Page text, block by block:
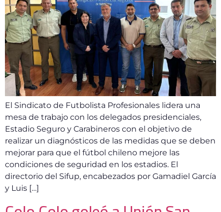
El Sindicato de Futbolista Profesionales lidera una
mesa de trabajo con los delegados presidenciales,
Estadio Seguro y Carabineros con el objetivo de
realizar un diagnósticos de las medidas que se deben
mejorar para que el fútbol chileno mejore las
condiciones de seguridad en los estadios. El
directorio del Sifup, encabezados por Gamadiel García
y Luis […]